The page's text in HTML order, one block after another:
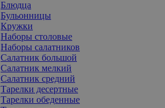
Блюдца
Бульонницы
Кружки
Наборы столовые
Наборы салатников
Салатник большой
Салатник мелкий
Салатник средний
Тарелки десертные
Тарелки обеденные